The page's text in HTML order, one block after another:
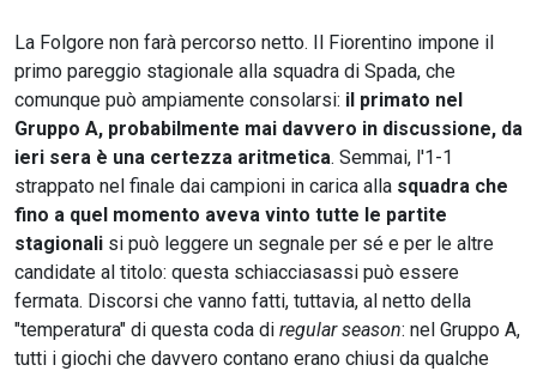
La Folgore non farà percorso netto. Il Fiorentino impone il
primo pareggio stagionale alla squadra di Spada, che
comunque può ampiamente consolarsi: il primato nel
Gruppo A, probabilmente mai davvero in discussione, da
ieri sera è una certezza aritmetica. Semmai, l'1-1
strappato nel finale dai campioni in carica alla squadra che
fino a quel momento aveva vinto tutte le partite
stagionali si può leggere un segnale per sé e per le altre
candidate al titolo: questa schiacciasassi può essere
fermata. Discorsi che vanno fatti, tuttavia, al netto della
"temperatura" di questa coda di regular season: nel Gruppo A,
tutti i giochi che davvero contano erano chiusi da qualche